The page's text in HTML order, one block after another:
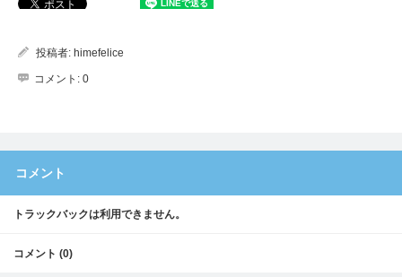
投稿者: himefelice
コメント: 0
コメント
トラックバックは利用できません。
コメント (0)